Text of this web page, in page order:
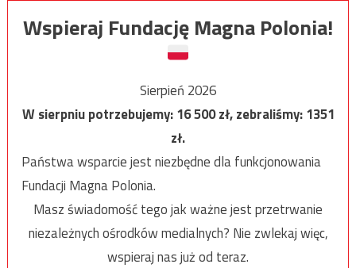
Wspieraj Fundację Magna Polonia!
Sierpień 2026
W sierpniu potrzebujemy:16 500zł, zebraliśmy:1351
zł.
Państwa wsparcie jest niezbędne dla funkcjonowania
Fundacji Magna Polonia.
Masz świadomość tego jak ważne jest przetrwanie
niezależnych ośrodków medialnych? Nie zwlekaj więc,
wspieraj nas już od teraz.